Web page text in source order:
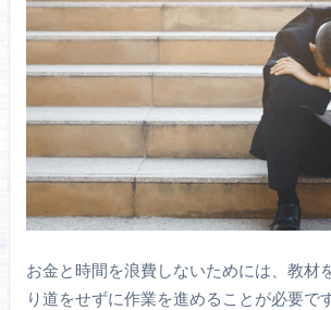
お金と時間を浪費しないためには、教材
り道をせずに作業を進めることが必要で